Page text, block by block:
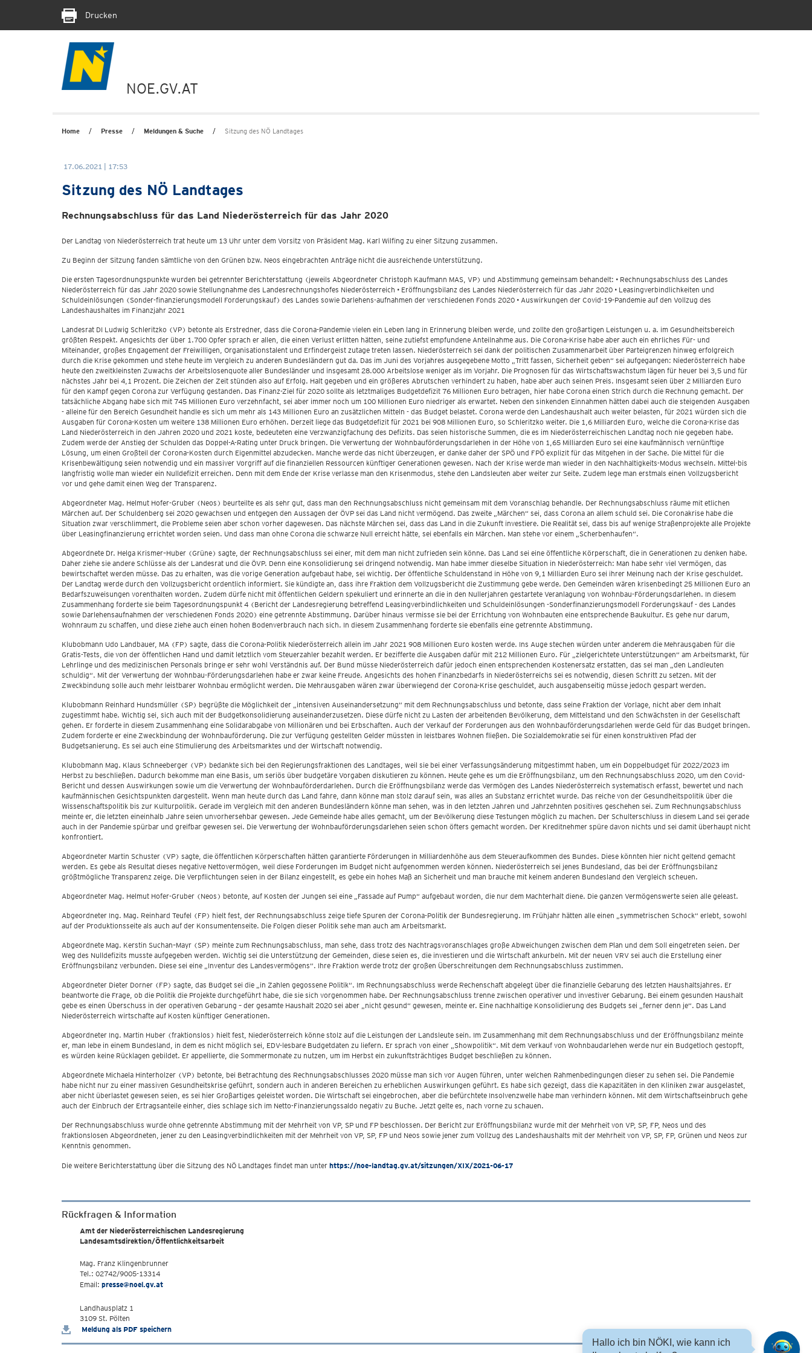
Drucken
NOE.GV.AT
Home Presse Meldungen & Suche Sitzung des NÖ Landtages
17.06.2021 | 17:53
Sitzung des NÖ Landtages
Rechnungsabschluss für das Land Niederösterreich für das Jahr 2020
Der Landtag von Niederösterreich trat heute um 13 Uhr unter dem Vorsitz von Präsident Mag. Karl Wilfing zu einer Sitzung zusammen.
Zu Beginn der Sitzung fanden sämtliche von den Grünen bzw. Neos eingebrachten Anträge nicht die ausreichende Unterstützung.
Die ersten Tagesordnungspunkte wurden bei getrennter Berichterstattung (jeweils Abgeordneter Christoph Kaufmann MAS, VP) und Abstimmung gemeinsam behandelt: • Rechnungsabschluss des Landes
Niederösterreich für das Jahr 2020 sowie Stellungnahme des Landesrechnungshofes Niederösterreich • Eröffnungsbilanz des Landes Niederösterreich für das Jahr 2020 • Leasingverbindlichkeiten und
Schuldeinlösungen (Sonder-finanzierungsmodell Forderungskauf) des Landes sowie Darlehens-aufnahmen der verschiedenen Fonds 2020 • Auswirkungen der Covid-19-Pandemie auf den Vollzug des
Landeshaushaltes im Finanzjahr 2021
Landesrat DI Ludwig Schleritzko (VP) betonte als Erstredner, dass die Corona-Pandemie vielen ein Leben lang in Erinnerung bleiben werde, und zollte den großartigen Leistungen u. a. im Gesundheitsbereich
größten Respekt. Angesichts der über 1.700 Opfer sprach er allen, die einen Verlust erlitten hätten, seine zutiefst empfundene Anteilnahme aus. Die Corona-Krise habe aber auch ein ehrliches Für- und
Miteinander, großes Engagement der Freiwilligen, Organisationstalent und Erfindergeist zutage treten lassen. Niederösterreich sei dank der politischen Zusammenarbeit über Parteigrenzen hinweg erfolgreich
durch die Krise gekommen und stehe heute im Vergleich zu anderen Bundesländern gut da. Das im Juni des Vorjahres ausgegebene Motto „Tritt fassen, Sicherheit geben“ sei aufgegangen: Niederösterreich habe
heute den zweitkleinsten Zuwachs der Arbeitslosenquote aller Bundesländer und insgesamt 28.000 Arbeitslose weniger als im Vorjahr. Die Prognosen für das Wirtschaftswachstum lägen für heuer bei 3,5 und für
nächstes Jahr bei 4,1 Prozent. Die Zeichen der Zeit stünden also auf Erfolg. Halt gegeben und ein größeres Abrutschen verhindert zu haben, habe aber auch seinen Preis. Insgesamt seien über 2 Milliarden Euro
für den Kampf gegen Corona zur Verfügung gestanden. Das Finanz-Ziel für 2020 sollte als letztmaliges Budgetdefizit 76 Millionen Euro betragen, hier habe Corona einen Strich durch die Rechnung gemacht. Der
tatsächliche Abgang habe sich mit 745 Millionen Euro verzehnfacht, sei aber immer noch um 100 Millionen Euro niedriger als erwartet. Neben den sinkenden Einnahmen hätten dabei auch die steigenden Ausgaben
- alleine für den Bereich Gesundheit handle es sich um mehr als 143 Millionen Euro an zusätzlichen Mitteln - das Budget belastet. Corona werde den Landeshaushalt auch weiter belasten, für 2021 würden sich die
Ausgaben für Corona-Kosten um weitere 138 Millionen Euro erhöhen. Derzeit liege das Budgetdefizit für 2021 bei 908 Millionen Euro, so Schleritzko weiter. Die 1,6 Milliarden Euro, welche die Corona-Krise das
Land Niederösterreich in den Jahren 2020 und 2021 koste, bedeuteten eine Verzwanzigfachung des Defizits. Das seien historische Summen, die es im Niederösterreichischen Landtag noch nie gegeben habe.
Zudem werde der Anstieg der Schulden das Doppel-A-Rating unter Druck bringen. Die Verwertung der Wohnbauförderungsdarlehen in der Höhe von 1,65 Milliarden Euro sei eine kaufmännisch vernünftige
Lösung, um einen Großteil der Corona-Kosten durch Eigenmittel abzudecken. Manche werde das nicht überzeugen, er danke daher der SPÖ und FPÖ explizit für das Mitgehen in der Sache. Die Mittel für die
Krisenbewältigung seien notwendig und ein massiver Vorgriff auf die finanziellen Ressourcen künftiger Generationen gewesen. Nach der Krise werde man wieder in den Nachhaltigkeits-Modus wechseln. Mittel-bis
langfristig wolle man wieder ein Nulldefizit erreichen. Denn mit dem Ende der Krise verlasse man den Krisenmodus, stehe den Landsleuten aber weiter zur Seite. Zudem lege man erstmals einen Vollzugsbericht
vor und gehe damit einen Weg der Transparenz.
Abgeordneter Mag. Helmut Hofer-Gruber (Neos) beurteilte es als sehr gut, dass man den Rechnungsabschluss nicht gemeinsam mit dem Voranschlag behandle. Der Rechnungsabschluss räume mit etlichen
Märchen auf. Der Schuldenberg sei 2020 gewachsen und entgegen den Aussagen der ÖVP sei das Land nicht vermögend. Das zweite „Märchen“ sei, dass Corona an allem schuld sei. Die Coronakrise habe die
Situation zwar verschlimmert, die Probleme seien aber schon vorher dagewesen. Das nächste Märchen sei, dass das Land in die Zukunft investiere. Die Realität sei, dass bis auf wenige Straßenprojekte alle Projekte
über Leasingfinanzierung errichtet worden seien. Und dass man ohne Corona die schwarze Null erreicht hätte, sei ebenfalls ein Märchen. Man stehe vor einem „Scherbenhaufen“.
Abgeordnete Dr. Helga Krismer–Huber (Grüne) sagte, der Rechnungsabschluss sei einer, mit dem man nicht zufrieden sein könne. Das Land sei eine öffentliche Körperschaft, die in Generationen zu denken habe.
Daher ziehe sie andere Schlüsse als der Landesrat und die ÖVP. Denn eine Konsolidierung sei dringend notwendig. Man habe immer dieselbe Situation in Niederösterreich: Man habe sehr viel Vermögen, das
bewirtschaftet werden müsse. Das zu erhalten, was die vorige Generation aufgebaut habe, sei wichtig. Der öffentliche Schuldenstand in Höhe von 9,1 Milliarden Euro sei ihrer Meinung nach der Krise geschuldet.
Der Landtag werde durch den Vollzugsbericht ordentlich informiert. Sie kündigte an, dass ihre Fraktion dem Vollzugsbericht die Zustimmung gebe werde. Den Gemeinden wären krisenbedingt 25 Millionen Euro an
Bedarfszuweisungen vorenthalten worden. Zudem dürfe nicht mit öffentlichen Geldern spekuliert und erinnerte an die in den Nullerjahren gestartete Veranlagung von Wohnbau-Förderungsdarlehen. In diesem
Zusammenhang forderte sie beim Tagesordnungspunkt 4 (Bericht der Landesregierung betreffend Leasingverbindlichkeiten und Schuldeinlösungen -Sonderfinanzierungsmodell Forderungskauf - des Landes
sowie Darlehensaufnahmen der verschiedenen Fonds 2020) eine getrennte Abstimmung. Darüber hinaus vermisse sie bei der Errichtung von Wohnbauten eine entsprechende Baukultur. Es gehe nur darum,
Wohnraum zu schaffen, und diese ziehe auch einen hohen Bodenverbrauch nach sich. In diesem Zusammenhang forderte sie ebenfalls eine getrennte Abstimmung.
Klubobmann Udo Landbauer, MA (FP) sagte, dass die Corona-Politik Niederösterreich allein im Jahr 2021 908 Millionen Euro kosten werde. Ins Auge stechen würden unter anderem die Mehrausgaben für die
Gratis-Tests, die von der öffentlichen Hand und damit letztlich vom Steuerzahler bezahlt werden. Er bezifferte die Ausgaben dafür mit 212 Millionen Euro. Für „zielgerichtete Unterstützungen“ am Arbeitsmarkt, für
Lehrlinge und des medizinischen Personals bringe er sehr wohl Verständnis auf. Der Bund müsse Niederösterreich dafür jedoch einen entsprechenden Kostenersatz erstatten, das sei man „den Landleuten
schuldig“. Mit der Verwertung der Wohnbau-Förderungsdarlehen habe er zwar keine Freude. Angesichts des hohen Finanzbedarfs in Niederösterreichs sei es notwendig, diesen Schritt zu setzen. Mit der
Zweckbindung solle auch mehr leistbarer Wohnbau ermöglicht werden. Die Mehrausgaben wären zwar überwiegend der Corona-Krise geschuldet, auch ausgabenseitig müsse jedoch gespart werden.
Klubobmann Reinhard Hundsmüller (SP) begrüßte die Möglichkeit der „intensiven Auseinandersetzung“ mit dem Rechnungsabschluss und betonte, dass seine Fraktion der Vorlage, nicht aber dem Inhalt
zugestimmt habe. Wichtig sei, sich auch mit der Budgetkonsolidierung auseinanderzusetzen. Diese dürfe nicht zu Lasten der arbeitenden Bevölkerung, dem Mittelstand und den Schwächsten in der Gesellschaft
gehen. Er forderte in diesem Zusammenhang eine Solidarabgabe von Millionären und bei Erbschaften. Auch der Verkauf der Forderungen aus den Wohnbauförderungsdarlehen werde Geld für das Budget bringen.
Zudem forderte er eine Zweckbindung der Wohnbauförderung. Die zur Verfügung gestellten Gelder müssten in leistbares Wohnen fließen. Die Sozialdemokratie sei für einen konstruktiven Pfad der
Budgetsanierung. Es sei auch eine Stimulierung des Arbeitsmarktes und der Wirtschaft notwendig.
Klubobmann Mag. Klaus Schneeberger (VP) bedankte sich bei den Regierungsfraktionen des Landtages, weil sie bei einer Verfassungsänderung mitgestimmt haben, um ein Doppelbudget für 2022/2023 im
Herbst zu beschließen. Dadurch bekomme man eine Basis, um seriös über budgetäre Vorgaben diskutieren zu können. Heute gehe es um die Eröffnungsbilanz, um den Rechnungsabschluss 2020, um den Covid-
Bericht und dessen Auswirkungen sowie um die Verwertung der Wohnbauförderdarlehen. Durch die Eröffnungsbilanz werde das Vermögen des Landes Niederösterreich systematisch erfasst, bewertet und nach
kaufmännischen Gesichtspunkten dargestellt. Wenn man heute durch das Land fahre, dann könne man stolz darauf sein, was alles an Substanz errichtet wurde. Das reiche von der Gesundheitspolitik über die
Wissenschaftspolitik bis zur Kulturpolitik. Gerade im Vergleich mit den anderen Bundesländern könne man sehen, was in den letzten Jahren und Jahrzehnten positives geschehen sei. Zum Rechnungsabschluss
meinte er, die letzten eineinhalb Jahre seien unvorhersehbar gewesen. Jede Gemeinde habe alles gemacht, um der Bevölkerung diese Testungen möglich zu machen. Der Schulterschluss in diesem Land sei gerade
auch in der Pandemie spürbar und greifbar gewesen sei. Die Verwertung der Wohnbauförderungsdarlehen seien schon öfters gemacht worden. Der Kreditnehmer spüre davon nichts und sei damit überhaupt nicht
konfrontiert.
Abgeordneter Martin Schuster (VP) sagte, die öffentlichen Körperschaften hätten garantierte Förderungen in Milliardenhöhe aus dem Steueraufkommen des Bundes. Diese könnten hier nicht geltend gemacht
werden. Es gebe als Resultat dieses negative Nettovermögen, weil diese Forderungen im Budget nicht aufgenommen werden können. Niederösterreich sei jenes Bundesland, das bei der Eröffnungsbilanz
größtmögliche Transparenz zeige. Die Verpflichtungen seien in der Bilanz eingestellt, es gebe ein hohes Maß an Sicherheit und man brauche mit keinem anderen Bundesland den Vergleich scheuen.
Abgeordneter Mag. Helmut Hofer-Gruber (Neos) betonte, auf Kosten der Jungen sei eine „Fassade auf Pump“ aufgebaut worden, die nur dem Machterhalt diene. Die ganzen Vermögenswerte seien alle geleast.
Abgeordneter Ing. Mag. Reinhard Teufel (FP) hielt fest, der Rechnungsabschluss zeige tiefe Spuren der Corona-Politik der Bundesregierung. Im Frühjahr hätten alle einen „symmetrischen Schock“ erlebt, sowohl
auf der Produktionsseite als auch auf der Konsumentenseite. Die Folgen dieser Politik sehe man auch am Arbeitsmarkt.
Abgeordnete Mag. Kerstin Suchan–Mayr (SP) meinte zum Rechnungsabschluss, man sehe, dass trotz des Nachtragsvoranschlages große Abweichungen zwischen dem Plan und dem Soll eingetreten seien. Der
Weg des Nulldefizits musste aufgegeben werden. Wichtig sei die Unterstützung der Gemeinden, diese seien es, die investieren und die Wirtschaft ankurbeln. Mit der neuen VRV sei auch die Erstellung einer
Eröffnungsbilanz verbunden. Diese sei eine „Inventur des Landesvermögens“. Ihre Fraktion werde trotz der großen Überschreitungen dem Rechnungsabschluss zustimmen.
Abgeordneter Dieter Dorner (FP) sagte, das Budget sei die „in Zahlen gegossene Politik“. Im Rechnungsabschluss werde Rechenschaft abgelegt über die finanzielle Gebarung des letzten Haushaltsjahres. Er
beantworte die Frage, ob die Politik die Projekte durchgeführt habe, die sie sich vorgenommen habe. Der Rechnungsabschluss trenne zwischen operativer und investiver Gebarung. Bei einem gesunden Haushalt
gebe es einen Überschuss in der operativen Gebarung – der gesamte Haushalt 2020 sei aber „nicht gesund“ gewesen, meinte er. Eine nachhaltige Konsolidierung des Budgets sei „ferner denn je“. Das Land
Niederösterreich wirtschafte auf Kosten künftiger Generationen.
Abgeordneter Ing. Martin Huber (fraktionslos) hielt fest, Niederösterreich könne stolz auf die Leistungen der Landsleute sein. Im Zusammenhang mit dem Rechnungsabschluss und der Eröffnungsbilanz meinte
er, man lebe in einem Bundesland, in dem es nicht möglich sei, EDV-lesbare Budgetdaten zu liefern. Er sprach von einer „Showpolitik“. Mit dem Verkauf von Wohnbaudarlehen werde nur ein Budgetloch gestopft,
es würden keine Rücklagen gebildet. Er appellierte, die Sommermonate zu nutzen, um im Herbst ein zukunftsträchtiges Budget beschließen zu können.
Abgeordnete Michaela Hinterholzer (VP) betonte, bei Betrachtung des Rechnungsabschlusses 2020 müsse man sich vor Augen führen, unter welchen Rahmenbedingungen dieser zu sehen sei. Die Pandemie
habe nicht nur zu einer massiven Gesundheitskrise geführt, sondern auch in anderen Bereichen zu erheblichen Auswirkungen geführt. Es habe sich gezeigt, dass die Kapazitäten in den Kliniken zwar ausgelastet,
aber nicht überlastet gewesen seien, es sei hier Großartiges geleistet worden. Die Wirtschaft sei eingebrochen, aber die befürchtete Insolvenzwelle habe man verhindern können. Mit dem Wirtschaftseinbruch gehe
auch der Einbruch der Ertragsanteile einher, dies schlage sich im Netto-Finanzierungssaldo negativ zu Buche. Jetzt gelte es, nach vorne zu schauen.
Der Rechnungsabschluss wurde ohne getrennte Abstimmung mit der Mehrheit von VP, SP und FP beschlossen. Der Bericht zur Eröffnungsbilanz wurde mit der Mehrheit von VP, SP, FP, Neos und des
fraktionslosen Abgeordneten, jener zu den Leasingverbindlichkeiten mit der Mehrheit von VP, SP, FP und Neos sowie jener zum Vollzug des Landeshaushalts mit der Mehrheit von VP, SP, FP, Grünen und Neos zur
Kenntnis genommen.
Die weitere Berichterstattung über die Sitzung des NÖ Landtages findet man unter https://noe-landtag.gv.at/sitzungen/XIX/2021-06-17
Rückfragen & Information
Amt der Niederösterreichischen Landesregierung
Landesamtsdirektion/Öffentlichkeitsarbeit
Mag. Franz Klingenbrunner
Tel.: 02742/9005-13314
Email: presse@noel.gv.at
Landhausplatz 1
3109 St. Pölten
Meldung als PDF speichern
Hallo ich bin NÖKI, wie kann ich